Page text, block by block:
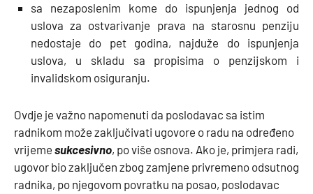
sa nezaposlenim kome do ispunjenja jednog od
uslova za ostvarivanje prava na starosnu penziju
nedostaje do pet godina, najduže do ispunjenja
uslova, u skladu sa propisima o penzijskom i
invalidskom osiguranju.
Ovdje je važno napomenuti da poslodavac sa istim
radnikom može zaključivati ugovore o radu na određeno
vrijeme sukcesivno, po više osnova. Ako je, primjera radi,
ugovor bio zaključen zbog zamjene privremeno odsutnog
radnika, po njegovom povratku na posao, poslodavac